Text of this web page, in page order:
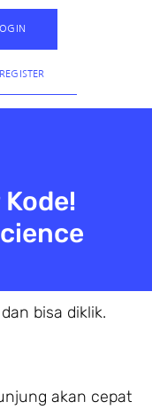
LOGIN
REGISTER
bisa diklik.
akan cepat